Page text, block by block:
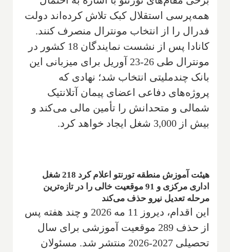
همه‌پرسی استقلال کبک تلاش کرده‌اند دولت
فدرال را از انتخاب مونترال منصرف کنند.
کانادا پس از نشست نمایندگان 18 کشور در
مونترال طی 26-23 آوریل برای میزبانی این
بانک چندملیتی انتخاب شد؛ نهادی که
پروژه‌های دفاعی اعضای پیمان آتلانتیک
شمالی و متحدانش را تأمین مالی می‌کند و
بیش از 3,000 شغل ایجاد خواهد کرد.
هیئت آموزش منطقه تورنتو اعلام کرد 218 شغل
اداری مرکزی و 91 موقعیت خالی را در تازه‌ترین
مرحله تعدیل نیرو حذف می‌کند
این اقدام، دیروز 11 مه 2026 و چند هفته پس
از حذف 289 موقعیت آموزشی برای سال
تحصیلی 2027-2026 منتشر شد. مسئولان